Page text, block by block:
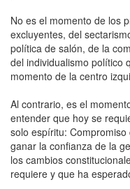
No es el momento de los
excluyentes, del
política de salón, de la
del individualismo político
momento de la centro
Al contrario, es el
entender que hoy se
solo espíritu:
ganar la confianza de la
los cambios
requiere y que ha